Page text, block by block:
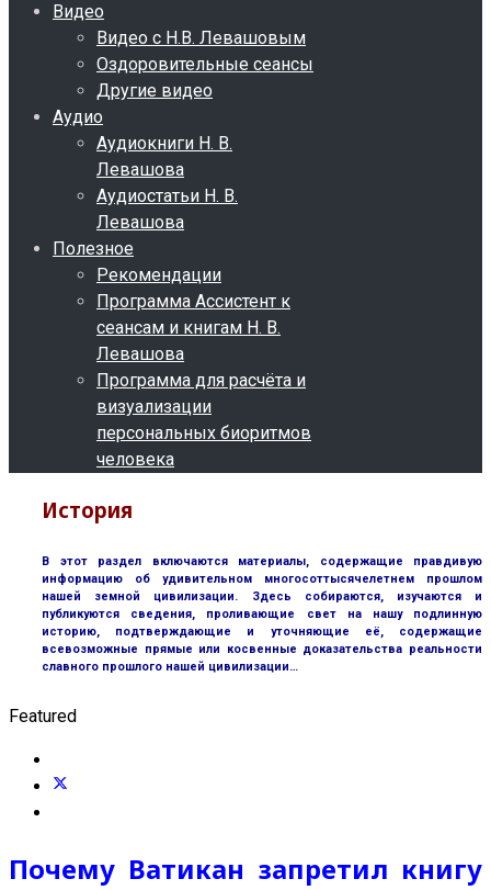
Видео
Видео с Н.В. Левашовым
Оздоровительные сеансы
Другие видео
Аудио
Аудиокниги Н. В.
Левашова
Аудиостатьи Н. В.
Левашова
Полезное
Рекомендации
Программа Ассистент к
сеансам и книгам Н. В.
Левашова
Программа для расчёта и
визуализации
персональных биоритмов
человека
История
В этот раздел включаются материалы, содержащие правдивую
информацию об удивительном многосоттысячелетнем прошлом
нашей земной цивилизации. Здесь собираются, изучаются и
публикуются сведения, проливающие свет на нашу подлинную
историю, подтверждающие и уточняющие её, содержащие
всевозможные прямые или косвенные доказательства реальности
славного прошлого нашей цивилизации…
Featured
Почему Ватикан запретил книгу